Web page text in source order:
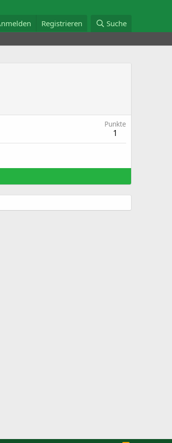
Registrieren Suche
Punkte
1